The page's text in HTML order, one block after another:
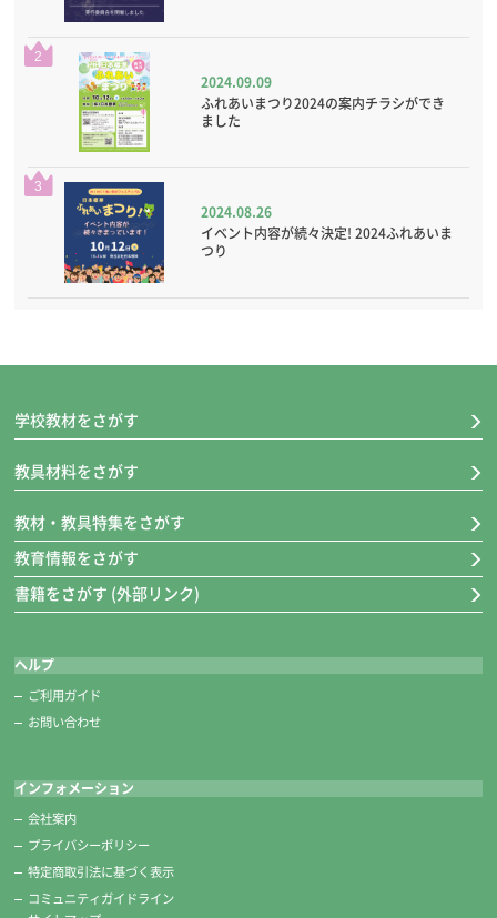
2
2024.09.09
ふれあいまつり2024の案内チラシができ
ました
3
2024.08.26
イベント内容が続々決定! 2024ふれあいま
つり
学校教材をさがす
教具材料をさがす
教材・教具特集をさがす
教育情報をさがす
書籍をさがす (外部リンク)
ヘルプ
ご利用ガイド
お問い合わせ
インフォメーション
会社案内
プライバシーポリシー
特定商取引法に基づく表示
コミュニティガイドライン